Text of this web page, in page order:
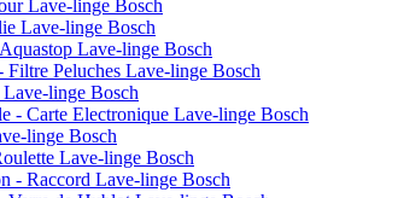
Lave-linge Bosch
Lave-linge Bosch
Lave-linge Bosch
Filtre Peluches Lave-linge Bosch
linge Bosch
- Carte Electronique Lave-linge Bosch
linge Bosch
Lave-linge Bosch
- Raccord Lave-linge Bosch